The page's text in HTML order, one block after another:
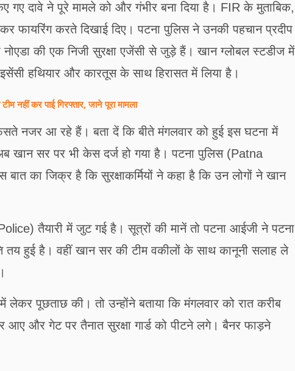
दावे ने पूरे मामले को और गंभीर बना दिया है। FIR के मुताबिक,
लेकर फायरिंग करते दिखाई दिए। पटना पुलिस ने उनकी पहचान प्रदीप
की एक निजी सुरक्षा एजेंसी से जुड़े हैं। खान ग्लोबल स्टडीज में
हथियार और कारतूस के साथ हिरासत में लिया है।
नहीं कर पाई गिरफ्तार, जाने पूरा मामला
नजर आ रहे हैं। बता दें कि बीते मंगलवार को हुई इस घटना में
अब खान सर पर भी केस दर्ज हो गया है। पटना पुलिस (Patna
का जिक्र है कि सुरक्षाकर्मियों ने कहा है कि उन लोगों ने खान
तैयारी में जुट गई है। सूत्रों की मानें तो पटना आईजी ने पटना
तय हुई है। वहीं खान सर की टीम वकीलों के साथ कानूनी सलाह ले
लेकर पूछताछ की। तो उन्होंने बताया कि मंगलवार को रात करीब
और गेट पर तैनात सुरक्षा गार्ड को पीटने लगे। बैनर फाड़ने